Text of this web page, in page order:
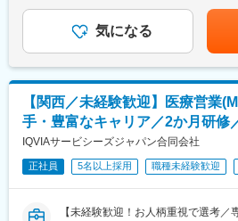
す。その他、本社部門（マネージャ
用部門など）への道もあります。
■同社について：
同社は、医療機器・製薬メーカーの
ばれる業種です。「新製品が発売さ
「このエリアで営業活動を拡大した
からのオーダーに対し自社の社員を
製品によって営業スタイルが異なり
が可能です。
（1）転居を伴う転勤が不要
一般的に医療系の営業職は全国転勤
本的に希望勤務地から転居がない範
す。
（2）充実したサポート体制
配属後は担当マネージャーが丁寧に
みや、キャリア形成の相談等、伴走
す。また知識・スキルレベルを上げ
しています。
（3）明確な評価制度
手当もアップします。つまり、や
賞与（過去実績年俸の約10%）（全
10万円×4回/年※ただし支給条件有。
務5万円支給、5年勤務10万円…）ご
目安の金額であり、選考を通じて上
給(月額)は固定手当を含めた表記で
気になる
【関西／未経験歓迎】医療営業
手・豊富なキャリア／2か月研修
IQVIAサービシーズジャパン合同会社
正社員 5名以上採用 職種未経験歓迎
【未経験歓迎！お人柄重視で選考